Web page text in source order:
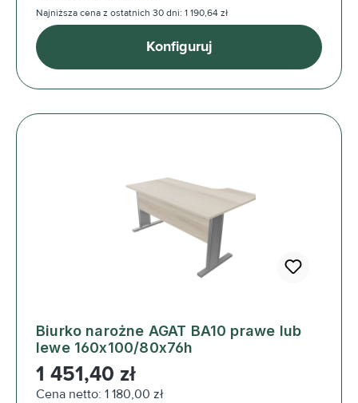
Najniższa cena z ostatnich 30 dni: 1 190,64 zł
Konfiguruj
Biurko narożne AGAT BA10 prawe lub
lewe 160x100/80x76h
Cena regularna:
1 451,40 zł
Cena netto: 1 180,00 zł